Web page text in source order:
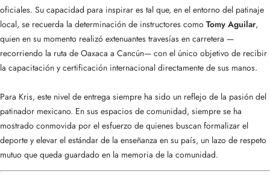
oficiales. Su capacidad para inspirar es tal que, en el entorno del patinaje
local, se recuerda la determinación de instructores como Tomy Aguilar,
quien en su momento realizó extenuantes travesías en carretera —
recorriendo la ruta de Oaxaca a Cancún— con el único objetivo de recibir
la capacitación y certificación internacional directamente de sus manos.
Para Kris, este nivel de entrega siempre ha sido un reflejo de la pasión del
patinador mexicano. En sus espacios de comunidad, siempre se ha
mostrado conmovida por el esfuerzo de quienes buscan formalizar el
deporte y elevar el estándar de la enseñanza en su país, un lazo de respeto
mutuo que queda guardado en la memoria de la comunidad.